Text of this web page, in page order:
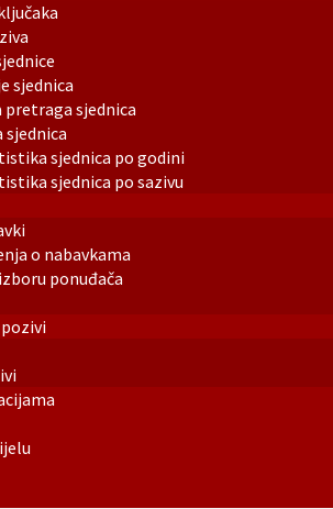
sjednica
pretraga sjednica
sjednica po godini
sjednica po sazivu
o nabavkama
ponuđača